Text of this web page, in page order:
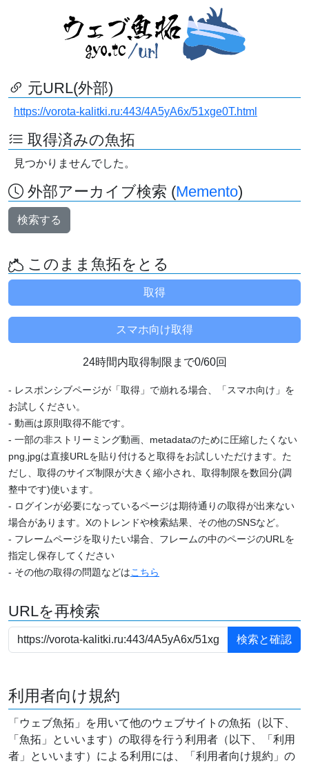
元URL(外部)
https://vorota-kalitki.ru:443/4A5yA6x/51xge0T.html
取得済みの魚拓
見つかりませんでした。
外部アーカイブ検索 (Memento)
検索する
このまま魚拓をとる
24時間内取得制限まで0/60回
- レスポンシブページが「取得」で崩れる場合、「スマホ向け」を
お試しください。
- 動画は原則取得不能です。
- 一部の非ストリーミング動画、metadataのために圧縮したくない
png,jpgは直接URLを貼り付けると取得をお試しいただけます。た
だし、取得のサイズ制限が大きく縮小され、取得制限を数回分(調
整中です)使います。
- ログインが必要になっているページは期待通りの取得が出来ない
場合があります。Xのトレンドや検索結果、その他のSNSなど。
- フレームページを取りたい場合、フレームの中のページのURLを
指定し保存してください
- その他の取得の問題などはこちら
URLを再検索
利用者向け規約
「ウェブ魚拓」を用いて他のウェブサイトの魚拓（以下、
「魚拓」といいます）の取得を行う利用者（以下、「利用
者」といいます）による利用には、「利用者向け規約」の